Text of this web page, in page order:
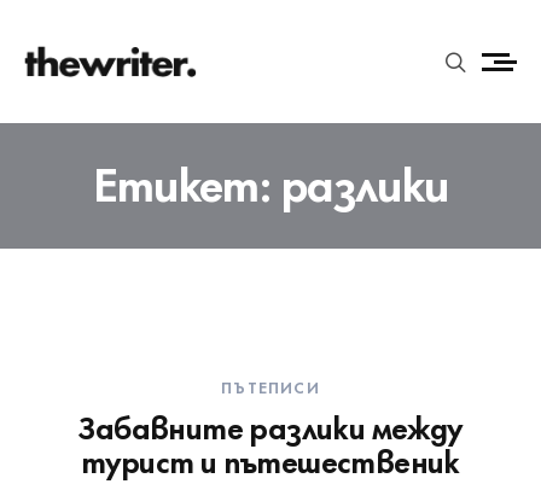
Етикет: разлики
ПЪТЕПИСИ
Забавните разлики между
турист и пътешественик